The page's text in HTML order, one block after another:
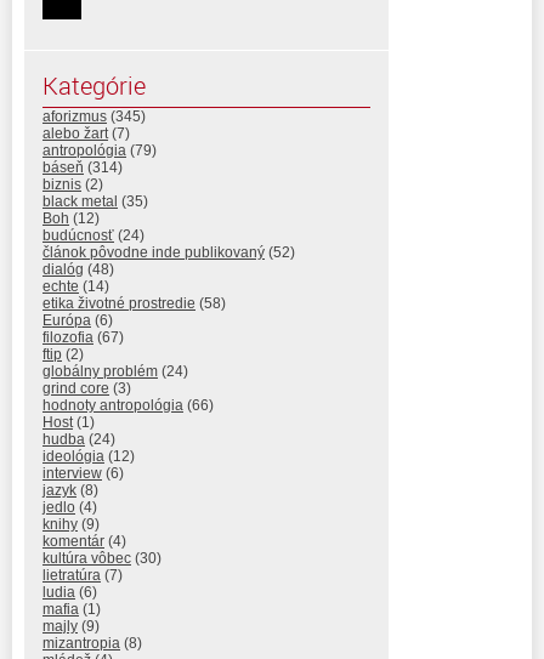
Kategórie
aforizmus (345)
alebo žart(7)
antropológia (79)
báseň (314)
biznis (2)
black metal (35)
Boh (12)
budúcnosť (24)
článok pôvodne inde publikovaný (52)
dialóg (48)
echte (14)
etika životné prostredie (58)
Európa (6)
filozofia (67)
ftip (2)
globálny problém (24)
grind core (3)
hodnoty antropológia (66)
Host(1)
hudba (24)
ideológia (12)
interview (6)
jazyk (8)
jedlo (4)
knihy (9)
komentár (4)
kultúra vôbec (30)
lietratúra (7)
ludia (6)
mafia (1)
majly (9)
mizantropia (8)